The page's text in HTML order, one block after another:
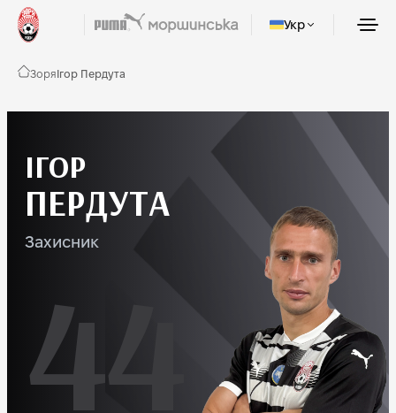
Укр
ЗоряІгор Пердута
ІГОР
ПЕРДУТА
Захисник
44